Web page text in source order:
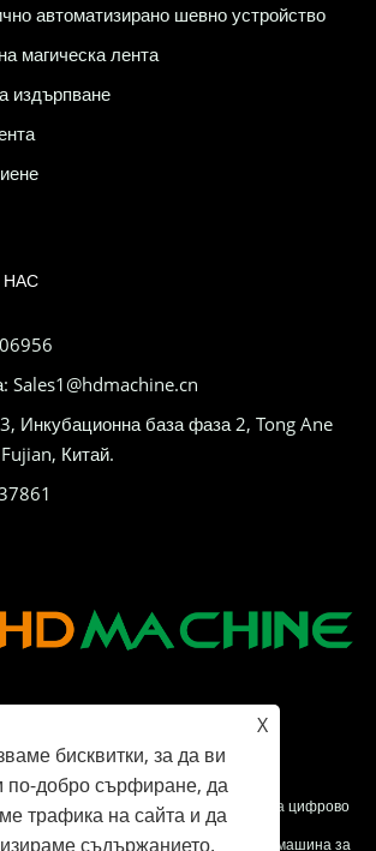
автоматизирано шевно устройство
магическа лента
издърпване
Sales1@hdmachine.cn
Инкубационна база фаза 2, Tong Ane
Китай.
Men HD Machine Co., Ltd - Устройство за цифрово
на вълшебна лента, Автоматична машина за
X
бисквитки, за да ви
по-добро сърфиране, да
трафика на сайта и да
съдържанието.